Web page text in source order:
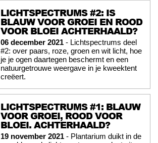
LICHTSPECTRUMS #2: IS
BLAUW VOOR GROEI EN ROOD
VOOR BLOEI ACHTERHAALD?
06 december 2021 - Lichtspectrums deel
#2: over paars, roze, groen en wit licht, hoe
je je ogen daartegen beschermt en een
natuurgetrouwe weergave in je kweektent
creëert.
LICHTSPECTRUMS #1: BLAUW
VOOR GROEI, ROOD VOOR
BLOEI. ACHTERHAALD?
19 november 2021 - Plantarium duikt in de